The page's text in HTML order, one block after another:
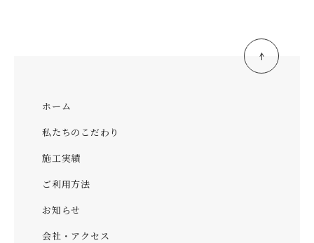
ホーム
私たちのこだわり
施工実績
ご利用方法
お知らせ
会社・アクセス